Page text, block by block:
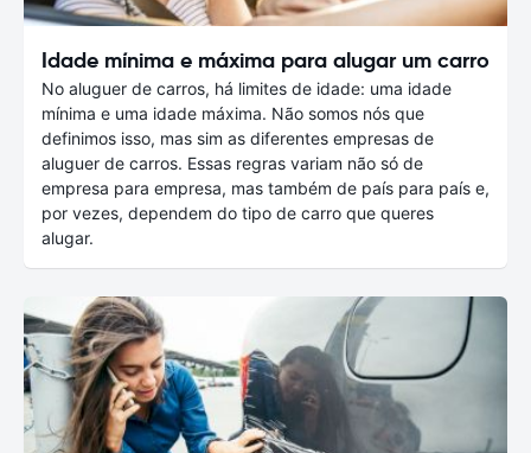
Idade mínima e máxima para alugar um carro
No aluguer de carros, há limites de idade: uma idade
mínima e uma idade máxima. Não somos nós que
definimos isso, mas sim as diferentes empresas de
aluguer de carros. Essas regras variam não só de
empresa para empresa, mas também de país para país e,
por vezes, dependem do tipo de carro que queres
alugar.